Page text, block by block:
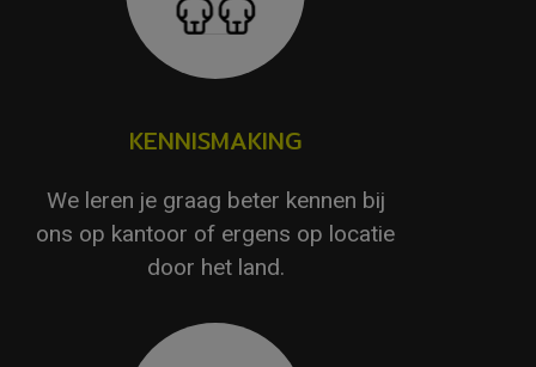
KENNISMAKING
We leren je graag beter kennen bij
ons op kantoor of ergens op locatie
door het land.